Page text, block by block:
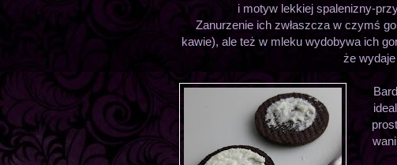
i motyw lekkiej spalenizny-
Zanurzenie ich zwłaszcza w czymś
kawie), ale też w mleku wydobywa ich
że